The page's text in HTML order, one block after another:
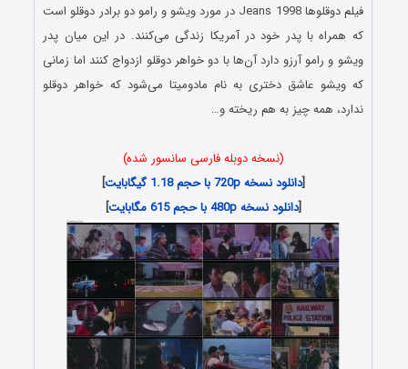
فیلم دوقلوها Jeans 1998 در مورد ویشو و رامو دو برادر دوقلو است
که همراه با پدر خود در آمریکا زندگی می‌کنند. در این میان پدر
ویشو و رامو آرزو دارد آن‌ها با دو خواهر دوقلو ازدواج کنند اما زمانی
که ویشو عاشق دختری به نام مادومیتا می‌شود که خواهر دوقلو
ندارد، همه چیز به هم ریخته و…
(نسخه دوبله فارسی سانسور شده)
[دانلود نسخه 720p با حجم 1.18 گیگابایت
]
[دانلود نسخه 480p با حجم 615 مگابایت ]